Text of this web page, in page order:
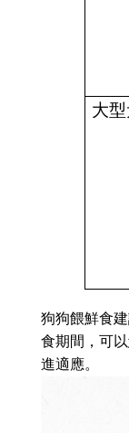
大型
狗狗餵鮮食
食期間，可
進適應。